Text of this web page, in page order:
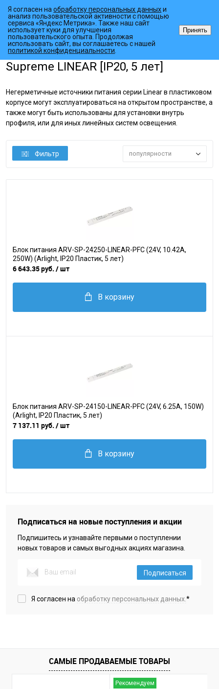
Главная страница • Каталог товаров • Источники питания
Supreme LINEAR [IP20, 5 лет]
Негерметичные источники питания серии Linear в пластиковом
корпусе могут эксплуатироваться на открытом пространстве, а
также могут быть использованы для установки внутрь
профиля, или для иных линейных систем освещения.
Фильтр популярности
Блок питания ARV-SP-24250-LINEAR-PFC (24V, 10.42A,
250W) (Arlight, IP20 Пластик, 5 лет)
6 643.35 руб. / шт
В корзину
Блок питания ARV-SP-24150-LINEAR-PFC (24V, 6.25A, 150W)
(Arlight, IP20 Пластик, 5 лет)
7 137.11 руб. / шт
В корзину
Подписаться на новые поступления и акции
Подпишитесь и узнавайте первыми о поступлении
новых товаров и самых выгодных акциях магазина.
Подписаться
Я согласен на обработку персональных данных.*
САМЫЕ ПРОДАВАЕМЫЕ ТОВАРЫ
Рекомендуем
Я согласен наобработку персональных данныхи
анализ пользовательской активности с помощью
сервиса «Яндекс Метрика». Также наш сайт
использует куки для улучшения
пользовательского опыта. Продолжая
использовать сайт, вы соглашаетесь с нашей
политикой конфиденциальности
Принять